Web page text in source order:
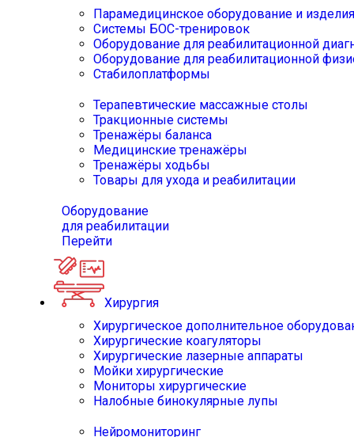
Парамедицинское оборудование и изделия
Системы БОС-тренировок
Оборудование для реабилитационной
Оборудование для реабилитационной
Стабилоплатформы
Терапевтические массажные столы
Тракционные системы
Тренажёры баланса
Медицинские тренажёры
Тренажёры ходьбы
Товары для ухода и реабилитации
Оборудование
для реабилитации
Перейти
Хирургия
Хирургическое дополнительное
Хирургические коагуляторы
Хирургические лазерные аппараты
Мойки хирургические
Мониторы хирургические
Налобные бинокулярные лупы
Нейромониторинг